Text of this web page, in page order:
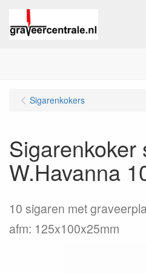
Sigarenkokers
Sigarenkoker
W.Havanna
10 sigaren met
afm: 125x100x25mm